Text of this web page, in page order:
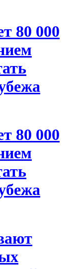
80 000
80 000